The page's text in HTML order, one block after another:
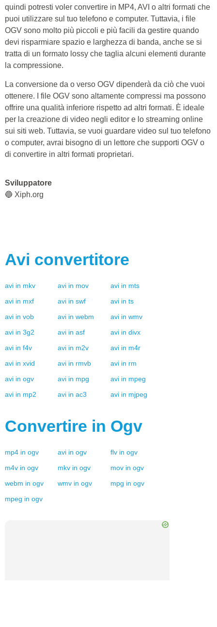
quindi potresti voler convertire in MP4, AVI o altri formati che
puoi utilizzare sul tuo telefono e computer. Tuttavia, i file
OGV sono molto più piccoli e più facili da gestire quando
devi risparmiare spazio e larghezza di banda, anche se si
tratta di un formato lossy che taglia alcuni elementi durante
la compressione.
La conversione da o verso OGV dipenderà da ciò che vuoi
ottenere. I file OGV sono altamente compressi ma possono
offrire una qualità inferiore rispetto ad altri formati. È ideale
per la creazione di video negli editor e lo streaming online
sui siti web. Tuttavia, se vuoi guardare video sul tuo telefono
o computer, avrai bisogno di un lettore che supporti OGV o
di convertire in altri formati proprietari.
Sviluppatore
🔵 Xiph.org
Avi convertitore
avi in mkv avi in mov avi in mts
avi in mxf avi in swf avi in ts
avi in vob avi in webm avi in wmv
avi in 3g2 avi in asf avi in divx
avi in f4v avi in m2v avi in m4r
avi in xvid avi in rmvb avi in rm
avi in ogv avi in mpg avi in mpeg
avi in mp2 avi in ac3 avi in mjpeg
Convertire in Ogv
mp4 in ogv avi in ogv flv in ogv
m4v in ogv mkv in ogv mov in ogv
webm in ogv wmv in ogv mpg in ogv
mpeg in ogv